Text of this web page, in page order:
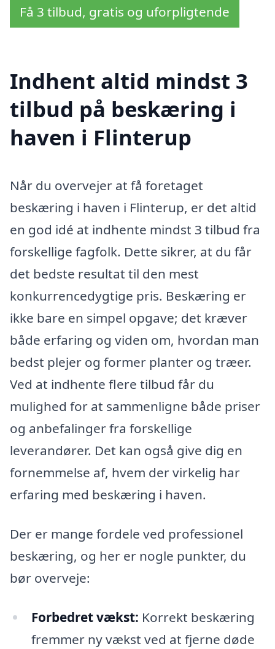
Få 3 tilbud, gratis og uforpligtende
Indhent altid mindst 3
tilbud på beskæring i
haven i Flinterup
Når du overvejer at få foretaget
beskæring i haven i Flinterup, er det altid
en god idé at indhente mindst 3 tilbud fra
forskellige fagfolk. Dette sikrer, at du får
det bedste resultat til den mest
konkurrencedygtige pris. Beskæring er
ikke bare en simpel opgave; det kræver
både erfaring og viden om, hvordan man
bedst plejer og former planter og træer.
Ved at indhente flere tilbud får du
mulighed for at sammenligne både priser
og anbefalinger fra forskellige
leverandører. Det kan også give dig en
fornemmelse af, hvem der virkelig har
erfaring med beskæring i haven.
Der er mange fordele ved professionel
beskæring, og her er nogle punkter, du
bør overveje:
Forbedret vækst: Korrekt beskæring
fremmer ny vækst ved at fjerne døde